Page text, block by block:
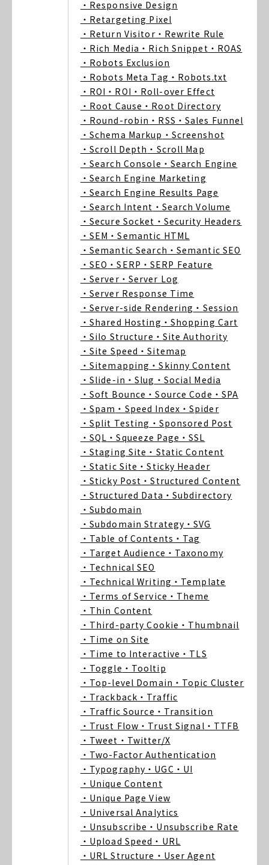
・Responsive Design
・Retargeting Pixel
・Return Visitor ・Rewrite Rule
・Rich Media ・Rich Snippet ・ROAS
・Robots Exclusion
・Robots Meta Tag ・Robots.txt
・ROI ・ROI ・Roll-over Effect
・Root Cause ・Root Directory
・Round-robin ・RSS ・Sales Funnel
・Schema Markup ・Screenshot
・Scroll Depth ・Scroll Map
・Search Console ・Search Engine
・Search Engine Marketing
・Search Engine Results Page
・Search Intent ・Search Volume
・Secure Socket ・Security Headers
・SEM ・Semantic HTML
・Semantic Search ・Semantic SEO
・SEO ・SERP ・SERP Feature
・Server ・Server Log
・Server Response Time
・Server-side Rendering ・Session
・Shared Hosting ・Shopping Cart
・Silo Structure ・Site Authority
・Site Speed ・Sitemap
・Sitemapping ・Skinny Content
・Slide-in ・Slug ・Social Media
・Soft Bounce ・Source Code ・SPA
・Spam ・Speed Index ・Spider
・Split Testing ・Sponsored Post
・SQL ・Squeeze Page ・SSL
・Staging Site ・Static Content
・Static Site ・Sticky Header
・Sticky Post ・Structured Content
・Structured Data ・Subdirectory
・Subdomain
・Subdomain Strategy ・SVG
・Table of Contents ・Tag
・Target Audience ・Taxonomy
・Technical SEO
・Technical Writing ・Template
・Terms of Service ・Theme
・Thin Content
・Third-party Cookie ・Thumbnail
・Time on Site
・Time to Interactive ・TLS
・Toggle ・Tooltip
・Top-level Domain ・Topic Cluster
・Trackback ・Traffic
・Traffic Source ・Transition
・Trust Flow ・Trust Signal ・TTFB
・Tweet ・Twitter/X
・Two-Factor Authentication
・Typography ・UGC ・UI
・Unique Content
・Unique Page View
・Universal Analytics
・Unsubscribe ・Unsubscribe Rate
・Upload Speed ・URL
・URL Structure ・User Agent